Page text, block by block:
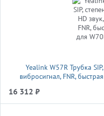
Yealink W57R Трубка
вибросигнал, FNR,
16 312 ₽